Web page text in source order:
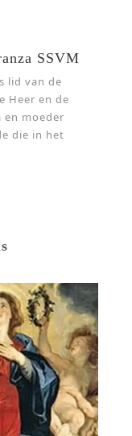
SSVM
lid van de
Heer en de
en moeder
die in het